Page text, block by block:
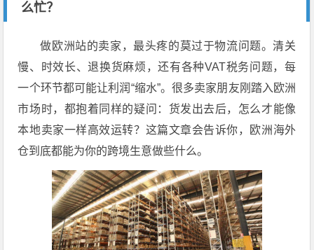
么忙？
做欧洲站的卖家，最头疼的莫过于物流问题。清关
慢、时效长、退换货麻烦，还有各种VAT税务问题，每
一个环节都可能让利润“缩水”。很多卖家朋友刚踏入欧洲
市场时，都抱着同样的疑问：货发出去后，怎么才能像
本地卖家一样高效运转？这篇文章会告诉你，欧洲海外
仓到底都能为你的跨境生意做些什么。